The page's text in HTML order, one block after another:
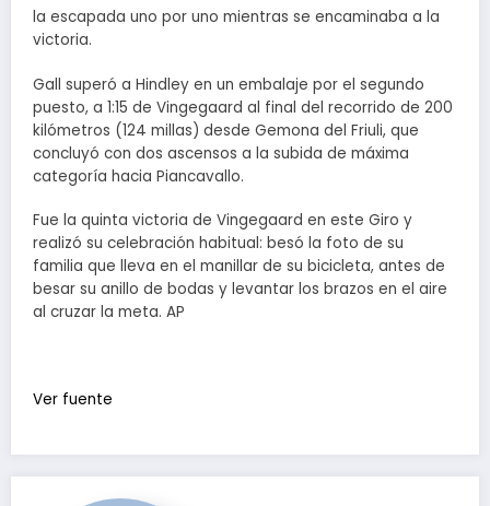
la escapada uno por uno mientras se encaminaba a la
victoria.
Gall superó a Hindley en un embalaje por el segundo
puesto, a 1:15 de Vingegaard al final del recorrido de 200
kilómetros (124 millas) desde Gemona del Friuli, que
concluyó con dos ascensos a la subida de máxima
categoría hacia Piancavallo.
Fue la quinta victoria de Vingegaard en este Giro y
realizó su celebración habitual: besó la foto de su
familia que lleva en el manillar de su bicicleta, antes de
besar su anillo de bodas y levantar los brazos en el aire
al cruzar la meta. AP
Ver fuente